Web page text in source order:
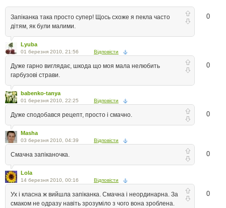
0
Запіканка така просто супер! Щось схоже я пекла часто
дітям, як були малими.
Lyuba
01 березня 2010, 21:56 Відповісти
0
Дуже гарно виглядає, шкода що моя мала нелюбить
гарбузові страви.
babenko-tanya
01 березня 2010, 22:25 Відповісти
0
Дуже сподобався рецепт, просто і смачно.
Masha
03 березня 2010, 04:39 Відповісти
0
Смачна запіканочка.
Lola
14 березня 2010, 00:16 Відповісти
0
Ух і класна ж вийшла запіканка. Смачна і неординарна. За
смаком не одразу навіть зрозуміло з чого вона зроблена.